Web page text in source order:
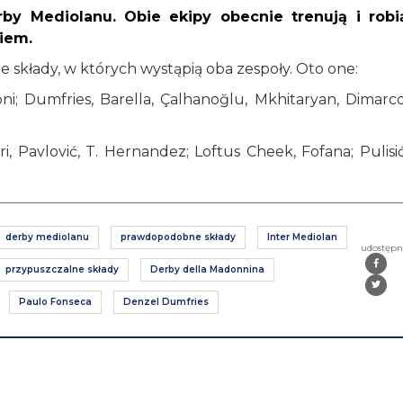
Mediolanu. Obie ekipy obecnie trenują i
w których wystąpią oba zespoły. Oto one:
Dumfries, Barella, Çalhanoğlu, Mkhitaryan,
Pavlović, T. Hernandez; Loftus Cheek, Fofana;
derby mediolanu prawdopodobne składy Inter Mediolan
przypuszczalne składy Derby della Madonnina
Paulo Fonseca Denzel Dumfries